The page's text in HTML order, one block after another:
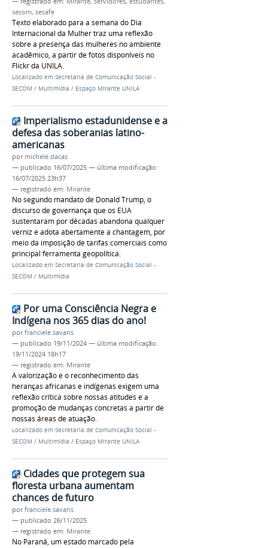
secom, secafe
Texto elaborado para a semana do Dia
Internacional da Mulher traz uma reflexão
sobre a presença das mulheres no ambiente
acadêmico, a partir de fotos disponíveis no
Flickr da UNILA.
Localizado em Secretaria de Comunicação Social -
SECOM / Multimídia / Espaço Mirante UNILA
Imperialismo estadunidense e a
defesa das soberanias latino-
americanas
por michele.dacas
— publicado 16/07/2025 — última modificação
16/07/2025 23h37
— registrado em: Mirante
No segundo mandato de Donald Trump, o
discurso de governança que os EUA
sustentaram por décadas abandona qualquer
verniz e adota abertamente a chantagem, por
meio da imposição de tarifas comerciais como
principal ferramenta geopolítica.
Localizado em Secretaria de Comunicação Social -
SECOM / Multimídia
Por uma Consciência Negra e
Indígena nos 365 dias do ano!
porfranciele.savaris
— publicado 19/11/2024 — última modificação
19/11/2024 18h17
— registrado em: Mirante
A valorização e o reconhecimento das
heranças africanas e indígenas exigem uma
reflexão crítica sobre nossas atitudes e a
promoção de mudanças concretas a partir de
nossas áreas de atuação.
Localizado em Secretaria de Comunicação Social -
SECOM / Multimídia / Espaço Mirante UNILA
Cidades que protegem sua
floresta urbana aumentam
chances de futuro
porfranciele.savaris
— publicado 26/11/2025
— registrado em: Mirante
No Paraná, um estado marcado pela